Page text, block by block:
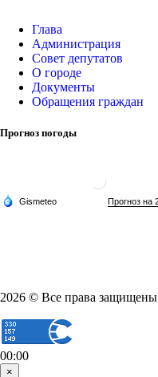
Глава
Администрация
Совет депутатов
О городе
Документы
Обращения граждан
Прогноз погоды
2026 © Все права защищены
00:00
×